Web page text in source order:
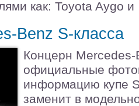
как: Toyota Aygo и
Benz S-класса
Концерн
официальные
информацию купе
заменит в